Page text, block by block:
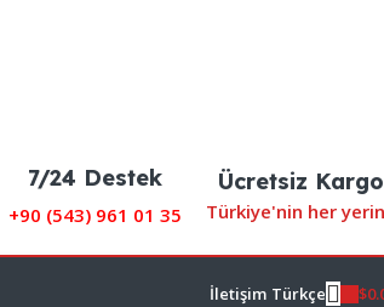
7/24 Destek
+90 (543) 961 01 35
Ücretsiz Kargo
Türkiye'nin her
İletişim Türkçe $